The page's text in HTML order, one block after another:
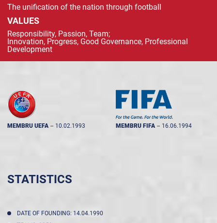
The unification of the nation through football
VALUES
Responsibility, Passion, Team;
Innovation, Progress, Good Governance, Professional
Development
MEMBRU UEFA -- 10.02.1993 MEMBRU FIFA -- 16.06.1994
STATISTICS
DATE OF FOUNDING: 14.04.1990